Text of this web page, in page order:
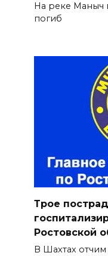
На реке Маныч
погиб
Трое
Ростовской
В Шахтах отчим